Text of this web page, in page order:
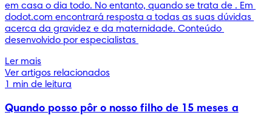
em casa o dia todo. No entanto, quando se trata de . Em
dodot.com encontrará resposta a todas as suas dúvidas
acerca da gravidez e da maternidade. Conteúdo
desenvolvido por especialistas
Ler mais
Ver artigos relacionados
1 min de leitura
Quando posso pôr o nosso filho de 15 meses a